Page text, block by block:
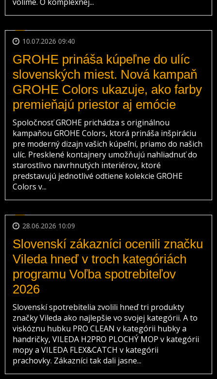
10.07.2026 09:40
GROHE prináša kúpeľne do ulíc
slovenských miest. Nová kampaň
GROHE Colors ukazuje, ako farby
premieňajú priestor aj emócie
Spoločnosť GROHE prichádza s originálnou
kampaňou GROHE Colors, ktorá prináša inšpiráciu
pre moderný dizajn vašich kúpeľní, priamo do našich
ulíc. Presklené kontajnery umožňujú nahliadnuť do
starostlivo navrhnutých interiérov, ktoré
predstavujú jednotlivé odtiene kolekcie GROHE
Colors v...
28.06.2026 10:09
Slovenskí zákazníci ocenili značku
Vileda hneď v troch kategóriách
programu Voľba spotrebiteľov
2026
Slovenskí spotrebitelia zvolili hneď tri produkty
značky Vileda ako najlepšie vo svojej kategórii. A to
viskóznu hubku PRO CLEAN v kategórii hubky a
handričky, VILEDA H2PRO PLOCHÝ MOP v kategórii
mopy a VILEDA FLEX&CATCH v kategórii
prachovky. Zákazníci tak dali jasne...